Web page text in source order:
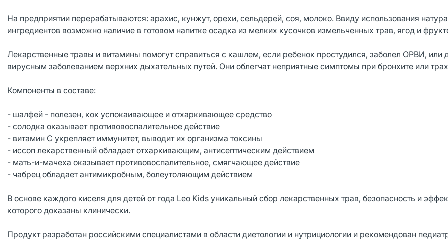
На предприятии перерабатываются: арахис, кунжут, орехи, сельдерей, соя, молоко. Ввиду использования
ингредиентов возможно наличие в готовом напитке осадка из мелких кусочков измельченных трав, ягод и
Лекарственные травы и витамины помогут справиться с кашлем, если ребенок простудился, заболел ОРВИ, или
вирусным заболеванием верхних дыхательных путей. Они облегчат неприятные симптомы при бронхите или
Компоненты в составе:
- шалфей - полезен, кок успокаивающее и отхаркивающее средство
- солодка оказывает противовоспалительное действие
- витамин C укрепляет иммунитет, выводит их организма токсины
- иссоп лекарственный обладает отхаркивающим, антисептическим действием
- мать-и-мачеха оказывает противовоспалительное, смягчающее действие
- чабрец обладает антимикробным, болеутоляющим действием
В основе каждого киселя для детей от года Leo Kids уникальный сбор лекарственных трав, безопасность и
которого доказаны клинически.
Продукт разработан российскими специалистами в области диетологии и нутрициологии и рекомендован